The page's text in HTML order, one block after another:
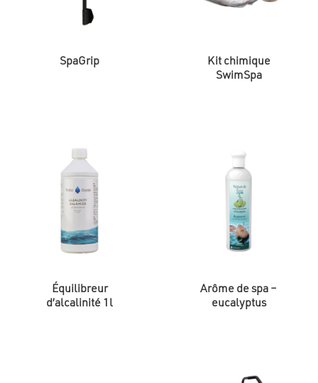
SpaGrip
Kit chimique
SwimSpa
Équilibreur
d’alcalinité 1l
Arôme de spa –
eucalyptus